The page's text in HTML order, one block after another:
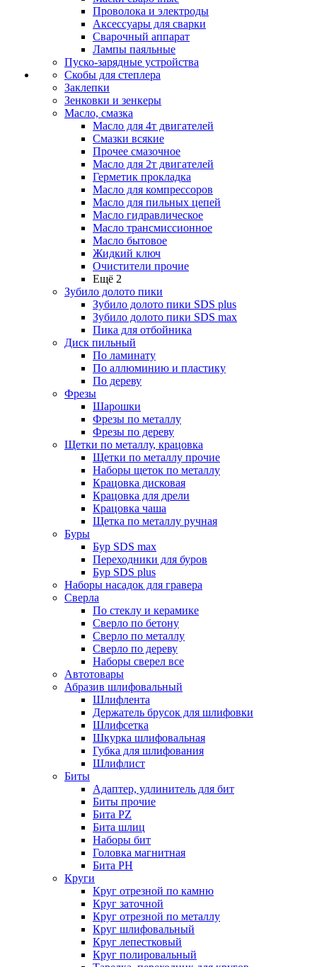
Проволока и электроды
Аксессуары для сварки
Сварочный аппарат
Лампы паяльные
Пуско-зарядные устройства
Скобы для степлера
Заклепки
Зенковки и зенкеры
Масло, смазка
Масло для 4т двигателей
Смазки всякие
Прочее смазочное
Масло для 2т двигателей
Герметик прокладка
Масло для компрессоров
Масло для пильных цепей
Масло гидравлическое
Масло трансмиссионное
Масло бытовое
Жидкий ключ
Очистители прочие
Ещё 2
Зубило долото пики
Зубило долото пики SDS plus
Зубило долото пики SDS max
Пика для отбойника
Диск пильный
По ламинату
По аллюминию и пластику
По дереву
Фрезы
Шарошки
Фрезы по металлу
Фрезы по дереву
Щетки по металлу, крацовка
Щетки по металлу прочие
Наборы щеток по металлу
Крацовка дисковая
Крацовка для дрели
Крацовка чаша
Щетка по металлу ручная
Буры
Бур SDS max
Переходники для буров
Бур SDS plus
Наборы насадок для гравера
Сверла
По стеклу и керамике
Сверло по бетону
Сверло по металлу
Сверло по дереву
Наборы сверел все
Автотовары
Абразив шлифовальный
Шлифлента
Держатель брусок для шлифовки
Шлифсетка
Шкурка шлифовальная
Губка для шлифования
Шлифлист
Биты
Адаптер, удлинитель для бит
Биты прочие
Бита PZ
Бита шлиц
Наборы бит
Головка магнитная
Бита PH
Круги
Круг отрезной по камню
Круг заточной
Круг отрезной по металлу
Круг шлифовальный
Круг лепестковый
Круг полировальный